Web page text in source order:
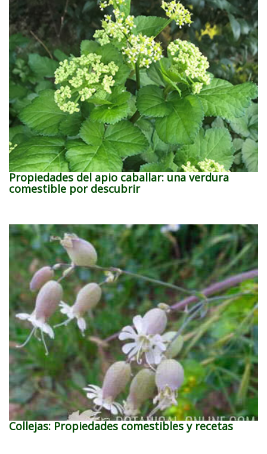
Propiedades del apio caballar: una verdura
comestible por descubrir
Collejas: Propiedades comestibles y recetas